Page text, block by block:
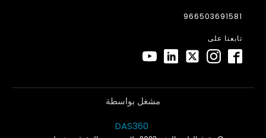
966503691581
تابعنا على
مشغل بواسطة